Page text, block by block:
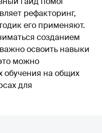
рефакторинг,
его применяют.
созданием
освоить навыки
можно
обучения на общих
для